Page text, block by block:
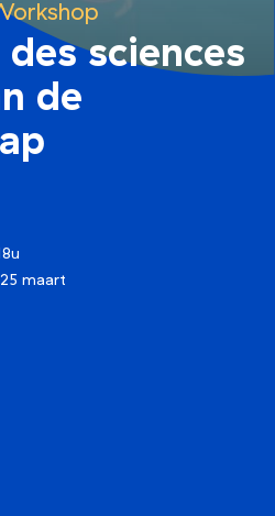
sciences
de
maart